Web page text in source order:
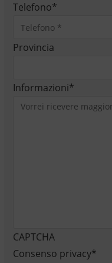
Telefono*
Provincia
Informazioni*
CAPTCHA
Consenso privacy*